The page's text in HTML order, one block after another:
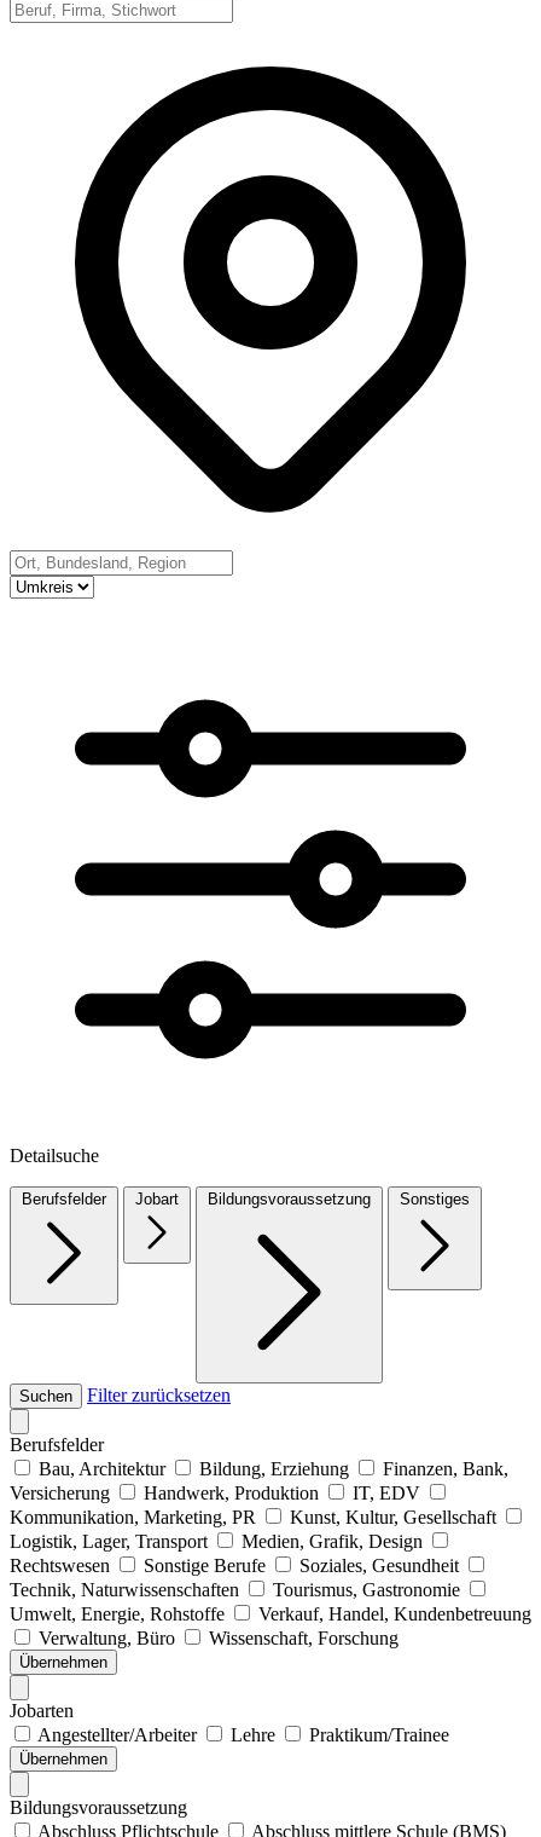
Detailsuche
Berufsfelder Jobart Bildungsvoraussetzung Sonstiges
Suchen Filter zurücksetzen
Berufsfelder
Bau, Architektur
Bildung, Erziehung
Finanzen, Bank,
Versicherung
Handwerk, Produktion
IT, EDV
Kommunikation, Marketing, PR
Kunst, Kultur, Gesellschaft
Logistik, Lager, Transport
Medien, Grafik, Design
Rechtswesen
Sonstige Berufe
Soziales, Gesundheit
Technik, Naturwissenschaften
Tourismus, Gastronomie
Umwelt, Energie, Rohstoffe
Verkauf, Handel, Kundenbetreuung
Verwaltung, Büro
Wissenschaft, Forschung
Übernehmen
Jobarten
Angestellter/Arbeiter
Lehre Praktikum/Trainee
Übernehmen
Bildungsvoraussetzung
Abschluss Pflichtschule
Abschluss mittlere Schule (BMS)